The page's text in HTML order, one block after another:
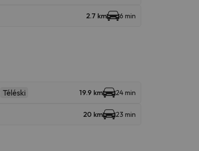
2.7 km 6 min
Téléski 19.9 km 24 min
20 km 23 min